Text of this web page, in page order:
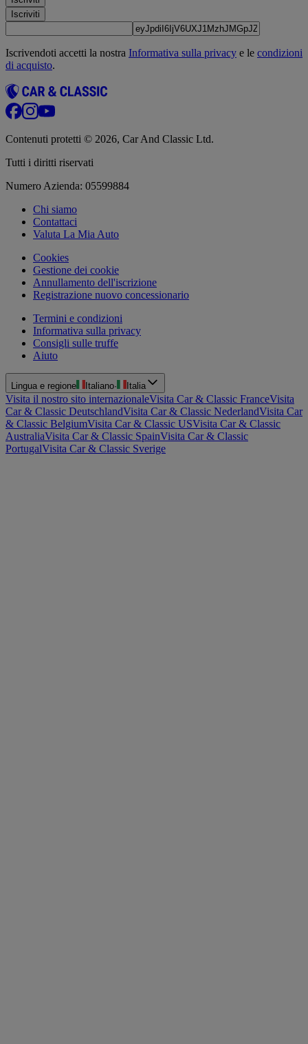
Iscriviti
Iscrivendoti accetti la nostra Informativa sulla privacy e le condizioni
di acquisto.
Contenuti protetti © 2026, Car And Classic Ltd.
Tutti i diritti riservati
Numero Azienda: 05599884
Chi siamo
Contattaci
Valuta La Mia Auto
Cookies
Gestione dei cookie
Annullamento dell'iscrizione
Registrazione nuovo concessionario
Termini e condizioni
Informativa sulla privacy
Consigli sulle truffe
Aiuto
Lingua e regione Italiano· Italia
Visita il nostro sito internazionaleVisita Car & Classic FranceVisita
Car & Classic DeutschlandVisita Car & Classic NederlandVisita Car
& Classic BelgiumVisita Car & Classic USVisita Car & Classic
AustraliaVisita Car & Classic SpainVisita Car & Classic
PortugalVisita Car & Classic Sverige